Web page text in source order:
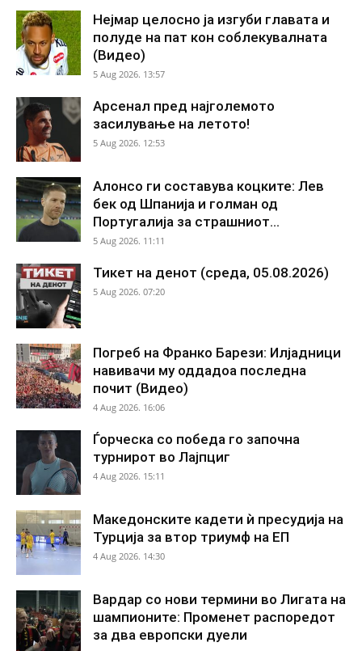
Нејмар целосно ја изгуби главата и
полуде на пат кон соблекувалната
(Видео)
5 Aug 2026. 13:57
Арсенал пред најголемото
засилување на летото!
5 Aug 2026. 12:53
Алонсо ги составува коцките: Лев
бек од Шпанија и голман од
Португалија за страшниот...
5 Aug 2026. 11:11
Тикет на денот (среда, 05.08.2026)
5 Aug 2026. 07:20
Погреб на Франко Барези: Илјадници
навивачи му оддадоа последна
почит (Видео)
4 Aug 2026. 16:06
Ѓорческа со победа го започна
турнирот во Лајпциг
4 Aug 2026. 15:11
Македонските кадети ѝ пресудија на
Турција за втор триумф на ЕП
4 Aug 2026. 14:30
Вардар со нови термини во Лигата на
шампионите: Променет распоредот
за два европски дуели